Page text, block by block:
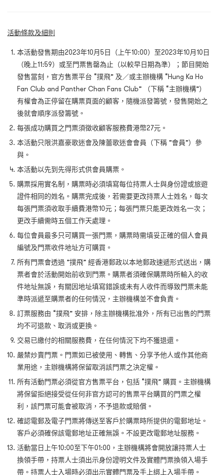
活動條款及細則
本活動發售期由2023年10月5日（上午10:00）至2023年10月10日
（晚上11:59）或至門票售罄為止（以較早日期為準）；節目開始
發售當刻，官方售票平台 “撲飛” 及／或主辦機構 “Hung Ka Ho
Fan Club and Panther Chan Fans Club” （下稱 “主辦機構”）
有權會為正停留在購票頁面的顧客，隨機派發籌號，發售開始之
後就會順序派發籌號。
每張成功購買之門票須徵收顧客服務費港幣27元。
本活動只限洪嘉豪歌迷會及陳蕾歌迷會會員（下稱 ”會員”）參
與。
本活動以先到先得形式供會員購票。
購票採用實名制，購票時必須填寫每位持票人士與身份證或旅遊
證件相同的姓名。購票完成後，若需要更改持票人士姓名，每次
每張門票須收取手續費港幣10元；每張門票只能更改姓名一次；
更改手續需時五個工作天處理。
每位會員最多只可購買一張門票，購票時需填妥正確的個人會員
編號及門票收件地址方可購買。
所有門票會透過 ”撲飛” 經香港郵政以本地郵政速遞形式送出，購
票者會於活動開始前收到門票。購票者須確保購票時所輸入的收
件地址無誤，有關因地址填寫錯誤或未有人收件而導致門票未能
準時派遞至購票者的任何情況，主辦機構並不會負責。
訂票服務由 “撲飛” 安排，除主辦機構批准外，所有已出售的門票
均不可退款、取消或更換。
交易已繳付的相關服務費，在任何情況下均不獲退還。
嚴禁炒賣門票。門票如已被使用、轉售、分享予他人或作其他商
業用途，主辦機構將保留取消該門票之決定權。
所有活動門票必須從官方售票平台，包括 “撲飛” 購買。主辦機構
將保留拒絕接受從任何非官方認可的售票平台購買的門票之權
利，該門票可能會被取消，不予退款或賠償。
確認電郵及電子門票將傳送至客戶於購票時所提供的電郵地址。
客戶必須確保該電郵地址正確無誤。不設更改電郵地址服務。
活動當日上午10:00至下午01:00，主辦機構將會開放讓持票人士
換領手帶，持票人士須出示身份證明文件及實體門票換領入場手
帶。持票人士入場時必須出示實體門票及手上綁上入場手帶。